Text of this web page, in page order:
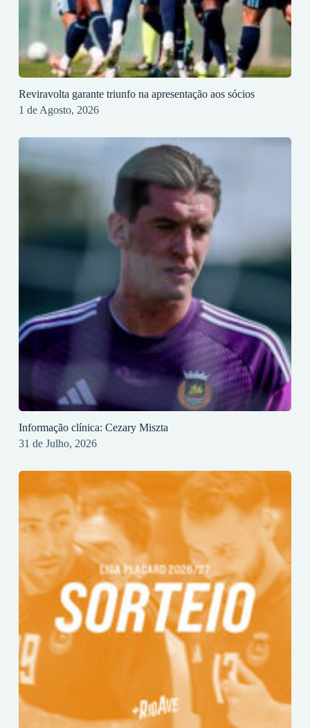
Reviravolta garante triunfo na apresentação aos sócios
1 de Agosto, 2026
Informação clínica: Cezary Miszta
31 de Julho, 2026